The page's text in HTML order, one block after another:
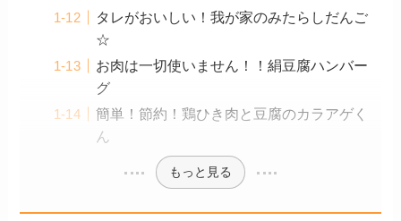
タレがおいしい！我が家のみたらしだんご
☆
お肉は一切使いません！！絹豆腐ハンバー
グ
簡単！節約！鶏ひき肉と豆腐のカラアゲく
ん
もっと見る